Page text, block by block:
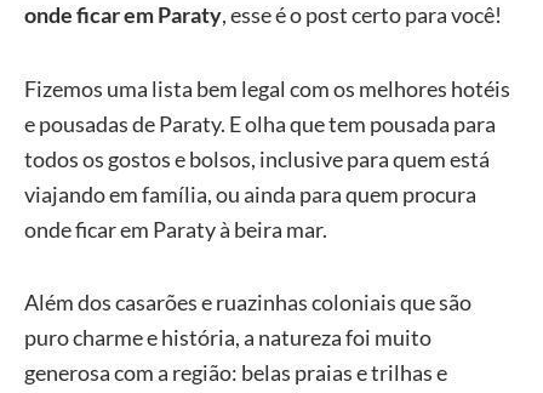
onde ficar em Paraty, esse é o post certo para você!
Fizemos uma lista bem legal com os melhores hotéis
e pousadas de Paraty. E olha que tem pousada para
todos os gostos e bolsos, inclusive para quem está
viajando em família, ou ainda para quem procura
onde ficar em Paraty à beira mar.
Além dos casarões e ruazinhas coloniais que são
puro charme e história, a natureza foi muito
generosa com a região: belas praias e trilhas e